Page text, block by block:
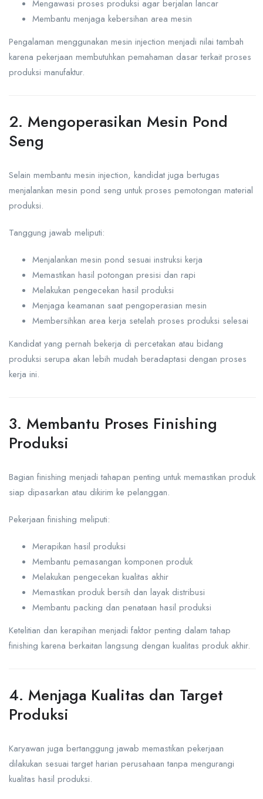
Mengawasi proses produksi agar berjalan lancar
Membantu menjaga kebersihan area mesin
Pengalaman menggunakan mesin injection menjadi nilai tambah
karena pekerjaan membutuhkan pemahaman dasar terkait proses
produksi manufaktur.
2. Mengoperasikan Mesin Pond
Seng
Selain membantu mesin injection, kandidat juga bertugas
menjalankan mesin pond seng untuk proses pemotongan material
produksi.
Tanggung jawab meliputi:
Menjalankan mesin pond sesuai instruksi kerja
Memastikan hasil potongan presisi dan rapi
Melakukan pengecekan hasil produksi
Menjaga keamanan saat pengoperasian mesin
Membersihkan area kerja setelah proses produksi selesai
Kandidat yang pernah bekerja di percetakan atau bidang
produksi serupa akan lebih mudah beradaptasi dengan proses
kerja ini.
3. Membantu Proses Finishing
Produksi
Bagian finishing menjadi tahapan penting untuk memastikan produk
siap dipasarkan atau dikirim ke pelanggan.
Pekerjaan finishing meliputi:
Merapikan hasil produksi
Membantu pemasangan komponen produk
Melakukan pengecekan kualitas akhir
Memastikan produk bersih dan layak distribusi
Membantu packing dan penataan hasil produksi
Ketelitian dan kerapihan menjadi faktor penting dalam tahap
finishing karena berkaitan langsung dengan kualitas produk akhir.
4. Menjaga Kualitas dan Target
Produksi
Karyawan juga bertanggung jawab memastikan pekerjaan
dilakukan sesuai target harian perusahaan tanpa mengurangi
kualitas hasil produksi.